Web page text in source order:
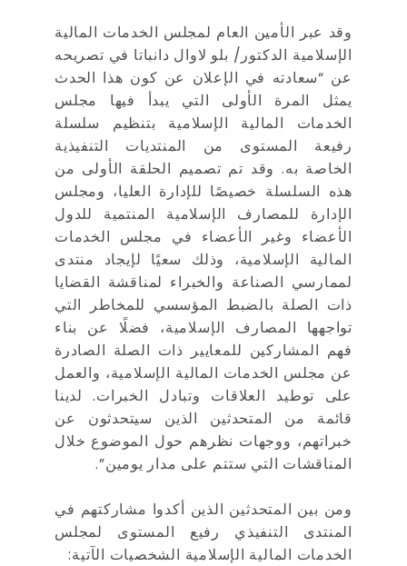
وقد عبر الأمين العام لمجلس الخدمات المالية
الإسلامية الدكتور/ بلو لاوال دانباتا في تصريحه
عن “سعادته في الإعلان عن كون هذا الحدث
يمثل المرة الأولى التي يبدأ فيها مجلس
الخدمات المالية الإسلامية بتنظيم سلسلة
رفيعة المستوى من المنتديات التنفيذية
الخاصة به. وقد تم تصميم الحلقة الأولى من
هذه السلسلة خصيصًا للإدارة العليا، ومجلس
الإدارة للمصارف الإسلامية المنتمية للدول
الأعضاء وغير الأعضاء في مجلس الخدمات
المالية الإسلامية، وذلك سعيًا لإيجاد منتدى
لممارسي الصناعة والخبراء لمناقشة القضايا
ذات الصلة بالضبط المؤسسي للمخاطر التي
تواجهها المصارف الإسلامية، فضلًا عن بناء
فهم المشاركين للمعايير ذات الصلة الصادرة
عن مجلس الخدمات المالية الإسلامية، والعمل
على توطيد العلاقات وتبادل الخبرات. لدينا
قائمة من المتحدثين الذين سيتحدثون عن
خبراتهم، ووجهات نظرهم حول الموضوع خلال
المناقشات التي ستتم على مدار يومين”.
ومن بين المتحدثين الذين أكدوا مشاركتهم في
المنتدى التنفيذي رفيع المستوى لمجلس
الخدمات المالية الإسلامية الشخصيات الآتية: